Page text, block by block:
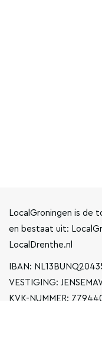
LocalGroningen is de
en bestaat uit:
LocalDrenthe.nl
IBAN:
VESTIGING:
KVK-NUMMER: